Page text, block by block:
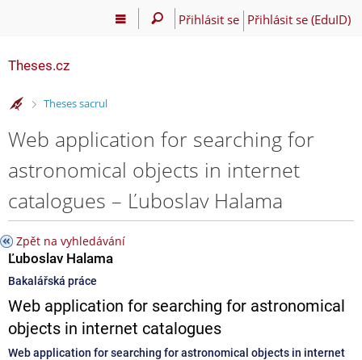
Přihlásit se Přihlásit se (EduID)
Theses.cz
>
Theses sacrul
Web application for searching for
astronomical objects in internet
catalogues – Ľuboslav Halama
Zpět na vyhledávání
Ľuboslav Halama
Bakalářská práce
Web application for searching for astronomical
objects in internet catalogues
Web application for searching for astronomical objects in internet